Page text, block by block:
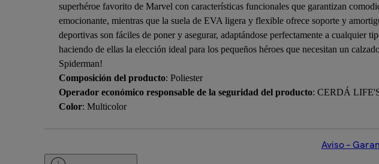
superhéroe favorito de Marvel con características funcionales que garantizan
emocionante, mientras que la suela de EVA ligera y flexible ofrece soporte y
deportivas son fáciles de poner y asegurar, adaptándose perfectamente a cualquier
haciendo de ellas la elección ideal para los pequeños héroes que necesitan un
Spiderman!
Composición del producto: Poliester
Operador económico responsable de la seguridad del producto: CERDÁ
Color: Multicolor
Aviso –